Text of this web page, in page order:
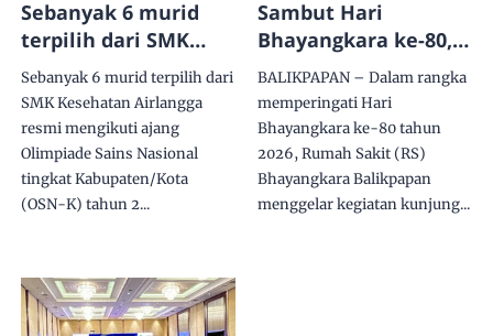
Sebanyak 6 murid
terpilih dari SMK
Kesehatan Airlangga
resmi mengikuti
ajang Olimpiade
Sains Nasional
tingkat
Kabupaten/Kota
Sebanyak 6 murid terpilih dari
SMK Kesehatan Airlangga
resmi mengikuti ajang
Olimpiade Sains Nasional
tingkat Kabupaten/Kota
(OSN-K) tahun 2...
Sambut Hari
Bhayangkara ke-80,
RS Bhayangkara
Balikpapan Gelar
Penyuluhan
Kesehatan di SMK
Kesehatan Airlangga
BALIKPAPAN – Dalam rangka
memperingati Hari
Bhayangkara ke-80 tahun
2026, Rumah Sakit (RS)
Bhayangkara Balikpapan
menggelar kegiatan kunjung...